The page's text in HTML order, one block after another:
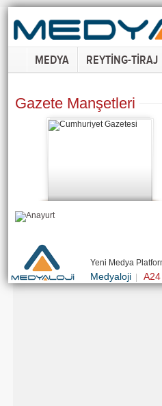
MEDYA REYTİNG-TİRAJ
Gazete Manşetleri
Yeni Medya
Medyaloji| A24